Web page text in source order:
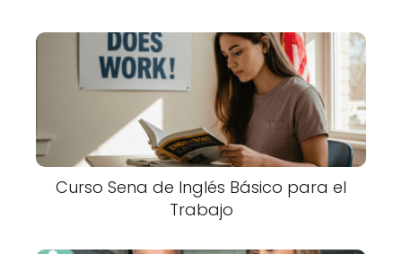
Curso Sena de Inglés Básico para el
Trabajo